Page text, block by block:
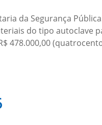
da Segurança
do tipo autoclave
478.000,00